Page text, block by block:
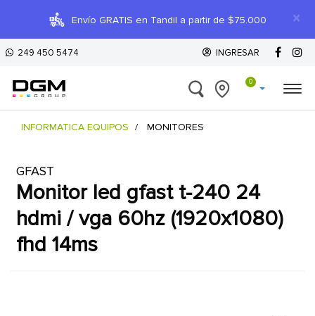
×
Envío GRATIS en Tandil a partir de $75.000
249 450 5474 INGRESAR
0
INFORMATICA EQUIPOS MONITORES
GFAST
monitor led gfast t-240 24
hdmi / vga 60hz (1920x1080)
fhd 14ms